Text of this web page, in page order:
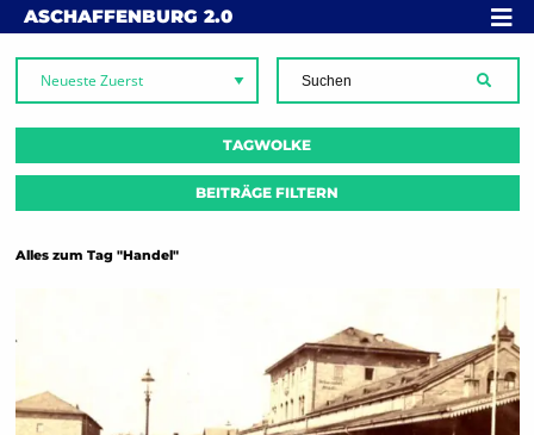
Skip to content
ASCHAFFENBURG 2.0 MENÜ
TAGWOLKE
BEITRÄGE FILTERN
Alles zum Tag "Handel"